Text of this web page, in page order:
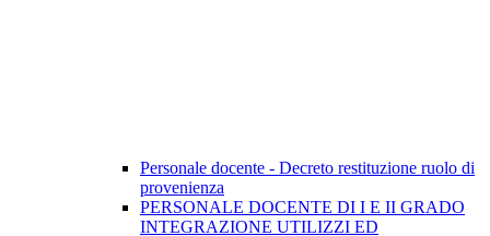
Personale docente - Decreto restituzione ruolo di
provenienza
PERSONALE DOCENTE DI I E II GRADO
INTEGRAZIONE UTILIZZI ED